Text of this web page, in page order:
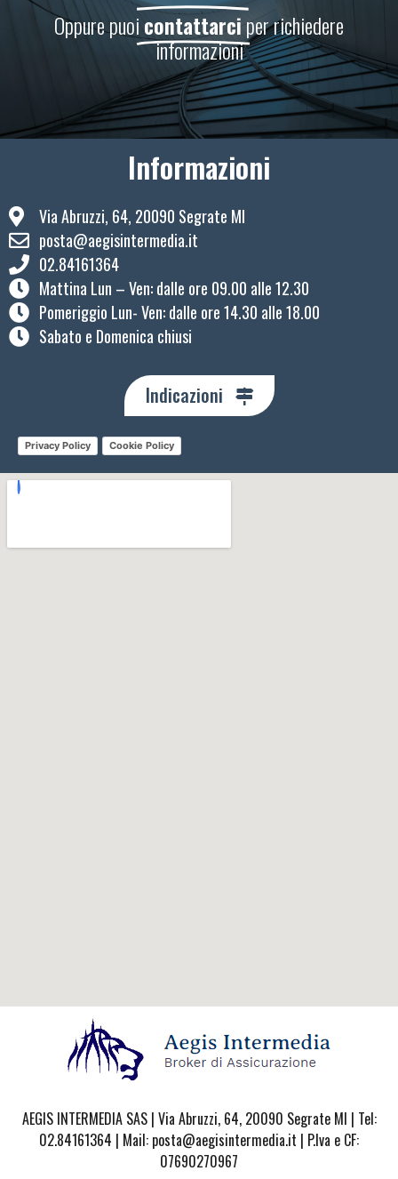
Oppure puoicontattarciper richiedere
informazioni
Informazioni
Via Abruzzi, 64, 20090 Segrate MI
posta@aegisintermedia.it
02.84161364
Mattina Lun – Ven: ​dalle ore 09.00 alle 12.30
Pomeriggio Lun- Ven: dalle ore 14.30 alle 18.00
Sabato e Domenica chiusi
Indicazioni
Privacy Policy Cookie Policy
AEGIS INTERMEDIA SAS | Via Abruzzi, 64, 20090 Segrate MI | Tel:
02.84161364 | Mail: posta@aegisintermedia.it | P.Iva e CF:
07690270967